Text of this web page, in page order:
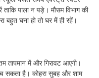
पाला न पड़े। मौसम विभाग की
बहुत घना हो तो घर में ही रहें।
तापमान में और गिरावट आएगी।
सकता है। कोहरा सुबह और शाम